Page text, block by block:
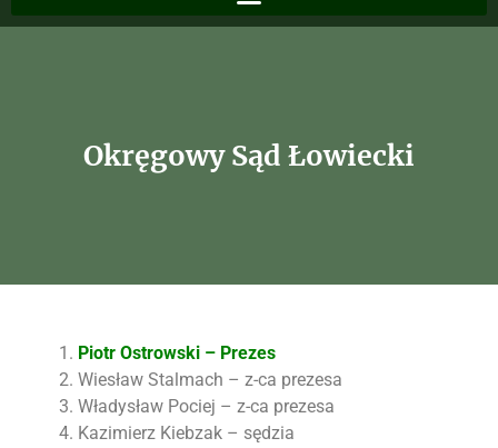
Okręgowy Sąd Łowiecki
Piotr Ostrowski – Prezes
Wiesław Stalmach – z-ca prezesa
Władysław Pociej – z-ca prezesa
Kazimierz Kiebzak – sędzia